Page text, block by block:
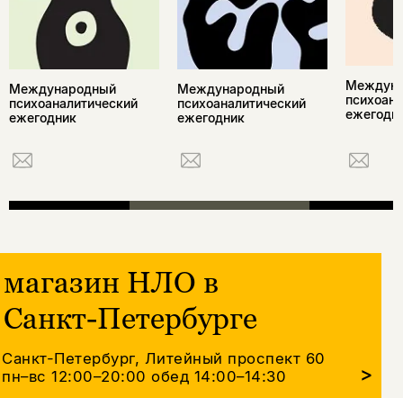
Международный
психоаналитический
ежегодник
Международный
психоаналитический
ежегодник
магазин НЛО в
Санкт-Петербурге
Санкт-Петербург, Литейный проспект 60
пн–вс 12:00–20:00обед 14:00–14:30 >